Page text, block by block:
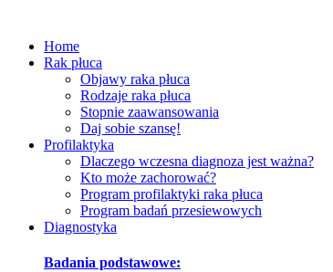
Home
Rak płuca
Objawy raka płuca
Rodzaje raka płuca
Stopnie zaawansowania
Daj sobie szansę!
Profilaktyka
Dlaczego wczesna diagnoza jest ważna?
Kto może zachorować?
Program profilaktyki raka płuca
Program badań przesiewowych
Diagnostyka
Badania podstawowe: